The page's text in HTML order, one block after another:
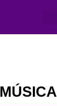
MÚSICA